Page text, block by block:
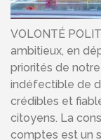
VOLONTÉ
ambitieux, en
priorités de
indéfectible de
crédibles et
citoyens. La
comptes est un